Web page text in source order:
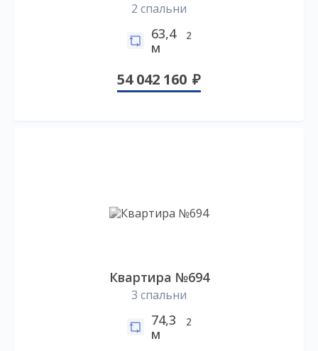
2 спальни
63,4
м
2
54 042 160
Квартира №694
3 спальни
74,3
м
2